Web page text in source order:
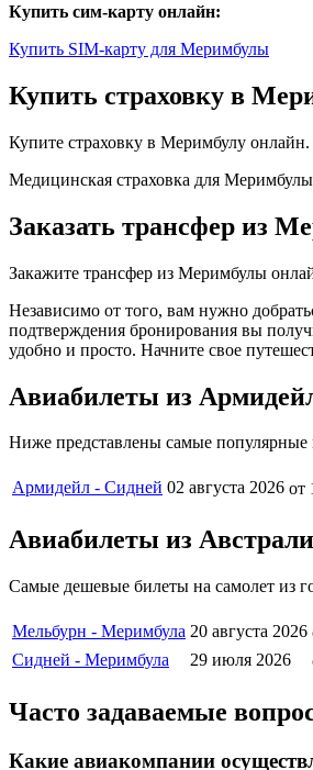
Купить сим-карту онлайн:
Купить SIM-карту для Меримбулы
Купить страховку в
Купите страховку в Меримбулу
Медицинская страховка для
Заказать трансфер из
Закажите трансфер из Меримбулы
Независимо от того, вам нужно
подтверждения бронирования вы
удобно и просто. Начните свое
Авиабилеты из
Ниже представлены самые популярные
Армидейл - Сидней 02 августа 2026 от
Авиабилеты из
Самые дешевые билеты на самолет из
Мельбурн - Меримбула 20 августа 2026
Сидней - Меримбула
29 июля 2026
Часто задаваемые
Какие авиакомпании